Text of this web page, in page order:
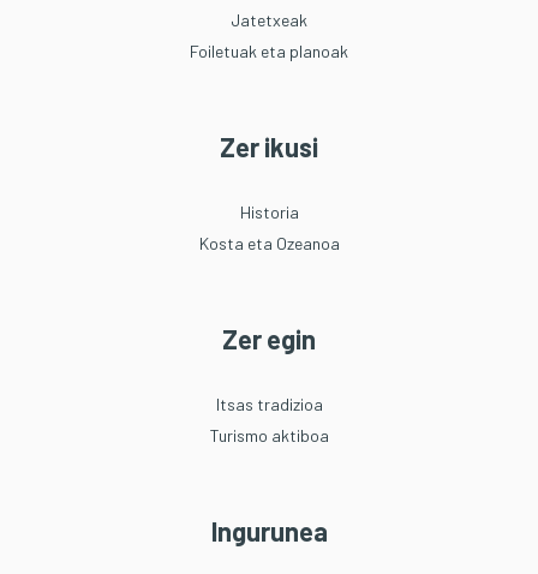
Jatetxeak
Foiletuak eta planoak
Zer ikusi
Historia
Kosta eta Ozeanoa
Zer egin
Itsas tradizioa
Turismo aktiboa
Ingurunea